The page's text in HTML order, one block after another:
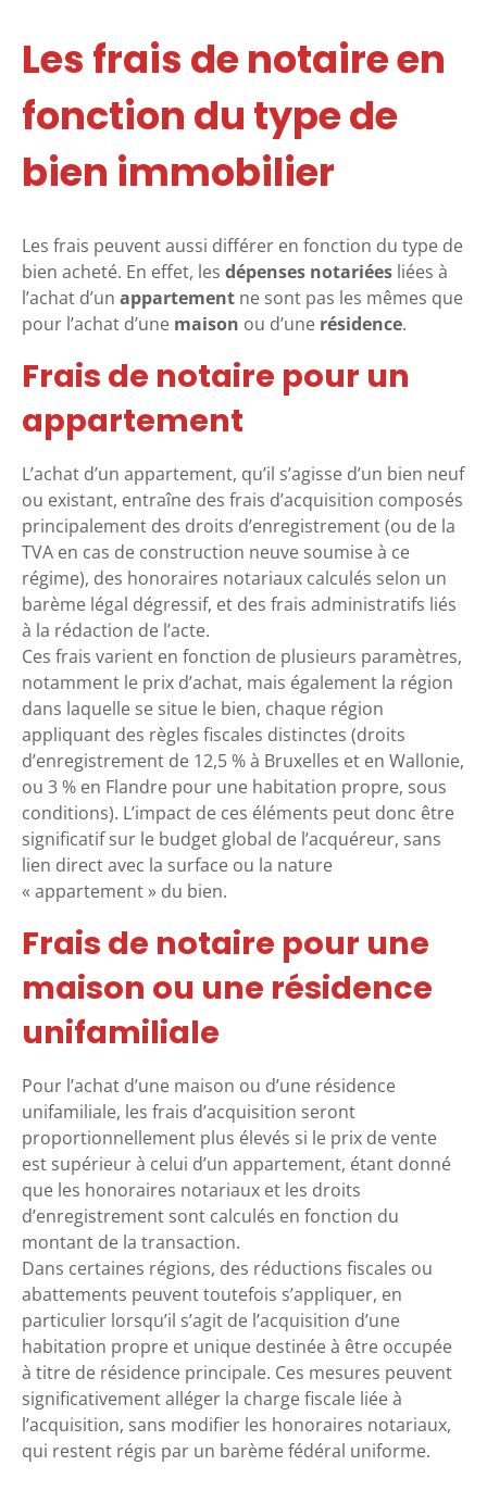
Les frais de notaire en
fonction du type de
bien immobilier
Les frais peuvent aussi différer en fonction du type de
bien acheté. En effet, les dépenses notariées liées à
l’achat d’un appartement ne sont pas les mêmes que
pour l’achat d’une maison ou d’une résidence.
Frais de notaire pour un
appartement
L’achat d’un appartement, qu’il s’agisse d’un bien neuf
ou existant, entraîne des frais d’acquisition composés
principalement des droits d’enregistrement (ou de la
TVA en cas de construction neuve soumise à ce
régime), des honoraires notariaux calculés selon un
barème légal dégressif, et des frais administratifs liés
à la rédaction de l’acte.
Ces frais varient en fonction de plusieurs paramètres,
notamment le prix d’achat, mais également la région
dans laquelle se situe le bien, chaque région
appliquant des règles fiscales distinctes (droits
d’enregistrement de 12,5 % à Bruxelles et en Wallonie,
ou 3 % en Flandre pour une habitation propre, sous
conditions). L’impact de ces éléments peut donc être
significatif sur le budget global de l’acquéreur, sans
lien direct avec la surface ou la nature
« appartement » du bien.
Frais de notaire pour une
maison ou une résidence
unifamiliale
Pour l’achat d’une maison ou d’une résidence
unifamiliale, les frais d’acquisition seront
proportionnellement plus élevés si le prix de vente
est supérieur à celui d’un appartement, étant donné
que les honoraires notariaux et les droits
d’enregistrement sont calculés en fonction du
montant de la transaction.
Dans certaines régions, des réductions fiscales ou
abattements peuvent toutefois s’appliquer, en
particulier lorsqu’il s’agit de l’acquisition d’une
habitation propre et unique destinée à être occupée
à titre de résidence principale. Ces mesures peuvent
significativement alléger la charge fiscale liée à
l’acquisition, sans modifier les honoraires notariaux,
qui restent régis par un barème fédéral uniforme.